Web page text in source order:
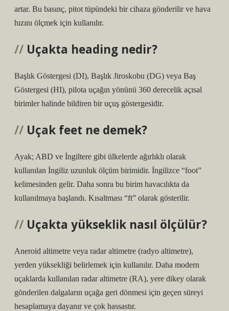
artar. Bu basınç, pitot tüpündeki bir cihaza gönderilir ve hava
hızını ölçmek için kullanılır.
Uçakta heading nedir?
Başlık Göstergesi (DI), Başlık Jiroskobu (DG) veya Baş
Göstergesi (HI), pilota uçağın yönünü 360 derecelik açısal
birimler halinde bildiren bir uçuş göstergesidir.
Uçak feet ne demek?
Ayak; ABD ve İngiltere gibi ülkelerde ağırlıklı olarak
kullanılan İngiliz uzunluk ölçüm birimidir. İngilizce “foot”
kelimesinden gelir. Daha sonra bu birim havacılıkta da
kullanılmaya başlandı. Kısaltması “ft” olarak gösterilir.
Uçakta yükseklik nasıl ölçülür?
Aneroid altimetre veya radar altimetre (radyo altimetre),
yerden yüksekliği belirlemek için kullanılır. Daha modern
uçaklarda kullanılan radar altimetre (RA), yere dikey olarak
gönderilen dalgaların uçağa geri dönmesi için geçen süreyi
hesaplamaya dayanır ve çok hassastır.